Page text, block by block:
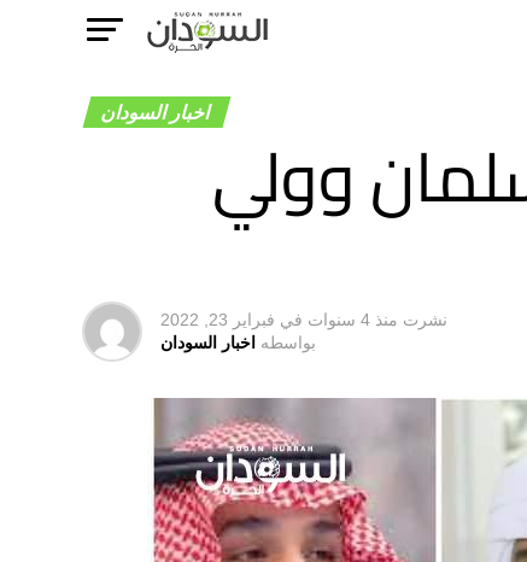
اخبار السودان
وولي
نشرت منذ 4 سنوات في فبراير 23, 2022
بواسطه اخبار السودان